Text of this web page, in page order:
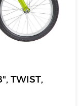
TWIST,